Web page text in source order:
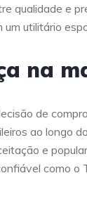
qualidade e
utilitário
na
de
ao longo
e
como